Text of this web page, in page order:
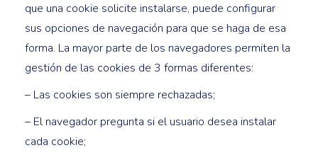
que una cookie solicite instalarse, puede configurar
sus opciones de navegación para que se haga de esa
forma. La mayor parte de los navegadores permiten la
gestión de las cookies de 3 formas diferentes:
– Las cookies son siempre rechazadas;
– El navegador pregunta si el usuario desea instalar
cada cookie;